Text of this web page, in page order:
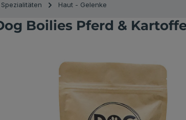
Spezialitäten Haut - Gelenke
Boilies Pferd &